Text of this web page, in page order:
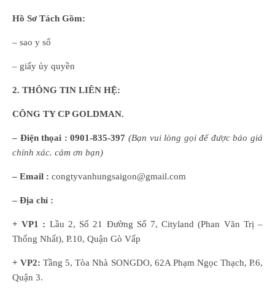
Hồ Sơ Tách Gồm:
– sao y sổ
– giấy ủy quyền
2. THÔNG TIN LIÊN HỆ:
CÔNG TY CP GOLDMAN.
– Điện thọai : 0901-835-397 (Bạn vui lòng gọi để được báo giá
chính xác. cảm ơn bạn)
– Email : congtyvanhungsaigon@gmail.com
– Địa chỉ :
+ VP1 : Lầu 2, Số 21 Đường Số 7, Cityland (Phan Văn Trị –
Thống Nhất), P.10, Quận Gò Vấp
+ VP2:Tầng 5, Tòa Nhà SONGDO, 62A Phạm Ngọc Thạch, P.6,
Quận 3.